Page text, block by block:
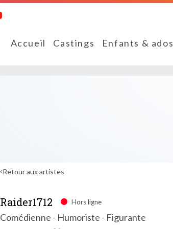
Accueil Castings Enfants & ados
Retour aux artistes
Raider1712 Hors ligne
Comédienne - Humoriste - Figurante